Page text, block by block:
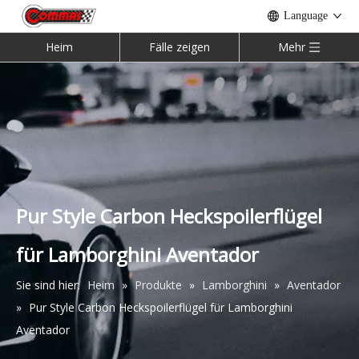
Language
Heim Fälle zeigen Mehr
Pur Style Carbon Heckspoilerflügel
für Lamborghini Aventador
Sie sind hier: Heim » Produkte » Lamborghini » Aventador
» Pur Style Carbon Heckspoilerflügel für Lamborghini
Aventador
McLaren 540c 570s 570gt 600LT Bodykit
Halbcarbon Mansory Bodykit für Lamborghini Urus